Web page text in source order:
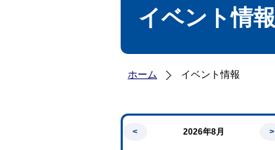
イベント情報
ホーム イベント情報
< 2026年8月 >